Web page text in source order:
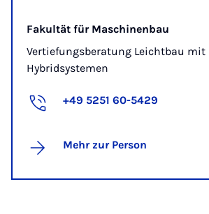
Fakultät für Maschinenbau
Vertiefungsberatung Leichtbau mit
Hybridsystemen
+49 5251 60-5429
Mehr zur Person